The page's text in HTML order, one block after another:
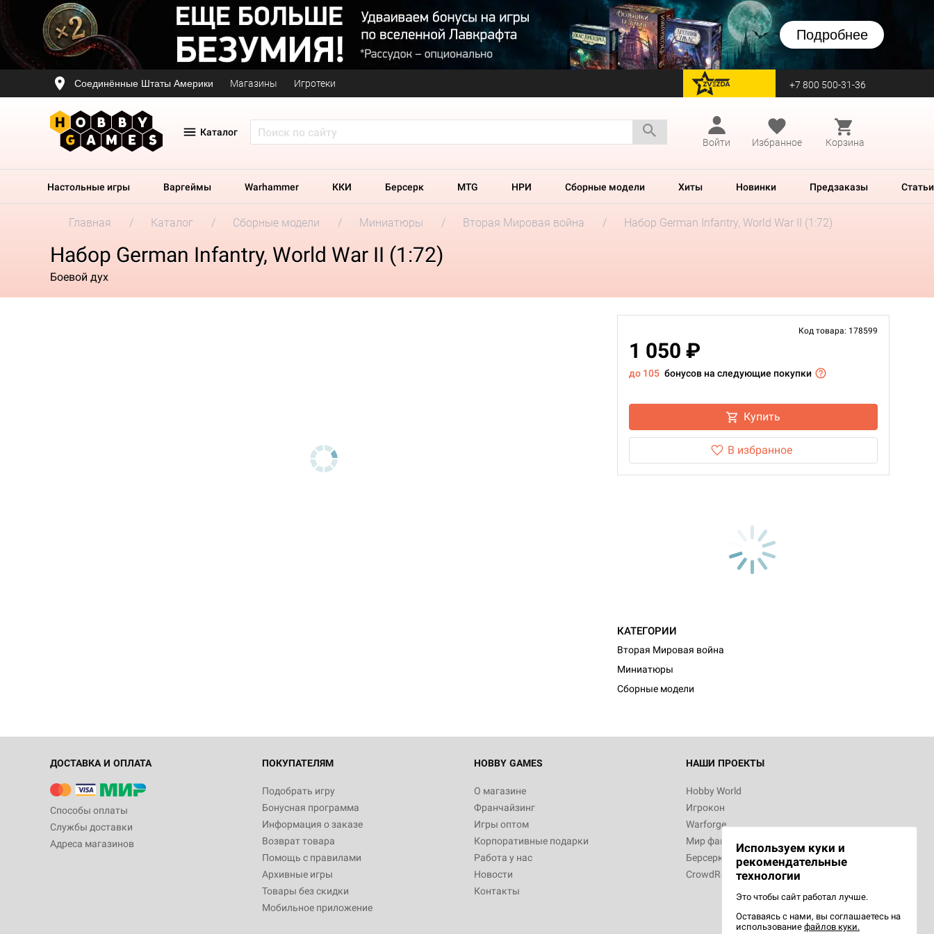
Подробнее
Соединённые Штаты Америки Магазины Игротеки перейти на Zvezda +7 800 500-31-36
Каталог
Войти
Избранное Корзина
Настольные игры Варгеймы Warhammer ККИ Берсерк MTG НРИ Сборные модели Хиты Новинки Предзаказы Статьи
Главная Каталог Сборные модели Миниатюры Вторая Мировая война Набор German Infantry, World War II (1:72)
Набор German Infantry, World War II (1:72)
Боевой дух
Код товара: 178599
1 050 ₽
до 105 бонусов на следующие покупки
Купить
В избранное
КАТЕГОРИИ
Вторая Мировая война
Миниатюры
Сборные модели
ДОСТАВКА И ОПЛАТА
Способы оплаты
Службы доставки
Адреса магазинов
ПОКУПАТЕЛЯМ
Подобрать игру
Бонусная программа
Информация о заказе
Возврат товара
Помощь с правилами
Архивные игры
Товары без скидки
Мобильное приложение
HOBBY GAMES
О магазине
Франчайзинг
Игры оптом
Корпоративные подарки
Работа у нас
Новости
Контакты
НАШИ ПРОЕКТЫ
Hobby World
Игрокон
Warforge
Мир фантастики
Берсерк
CrowdRepublic
Используем куки и
рекомендательные
технологии
Это чтобы сайт работал лучше.
Оставаясь с нами, вы соглашаетесь на
использование файлов куки.